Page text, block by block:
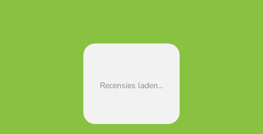
Recensies laden...